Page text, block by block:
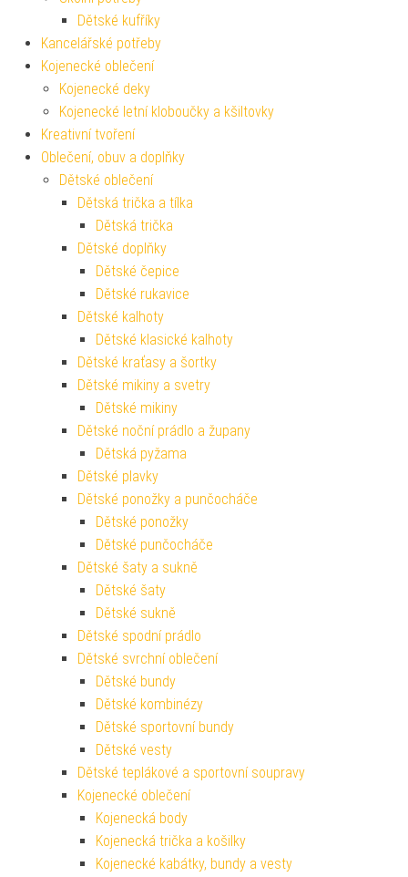
Dětské kufříky
Kancelářské potřeby
Kojenecké oblečení
Kojenecké deky
Kojenecké letní kloboučky a kšiltovky
Kreativní tvoření
Oblečení, obuv a doplňky
Dětské oblečení
Dětská trička a tílka
Dětská trička
Dětské doplňky
Dětské čepice
Dětské rukavice
Dětské kalhoty
Dětské klasické kalhoty
Dětské kraťasy a šortky
Dětské mikiny a svetry
Dětské mikiny
Dětské noční prádlo a župany
Dětská pyžama
Dětské plavky
Dětské ponožky a punčocháče
Dětské ponožky
Dětské punčocháče
Dětské šaty a sukně
Dětské šaty
Dětské sukně
Dětské spodní prádlo
Dětské svrchní oblečení
Dětské bundy
Dětské kombinézy
Dětské sportovní bundy
Dětské vesty
Dětské teplákové a sportovní soupravy
Kojenecké oblečení
Kojenecká body
Kojenecká trička a košilky
Kojenecké kabátky, bundy a vesty